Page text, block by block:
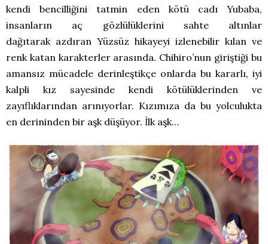
kendi bencilliğini tatmin eden kötü cadı Yubaba,
insanların aç gözlülüklerini sahte altınlar
dağıtarak azdıran Yüzsüz hikayeyi izlenebilir kılan ve
renk katan karakterler arasında. Chihiro’nun giriştiği bu
amansız mücadele derinleştikçe onlarda bu kararlı, iyi
kalpli kız sayesinde kendi kötülüklerinden ve
zayıflıklarından arınıyorlar. Kızımıza da bu yolculukta
en derininden bir aşk düşüyor. İlk aşk…